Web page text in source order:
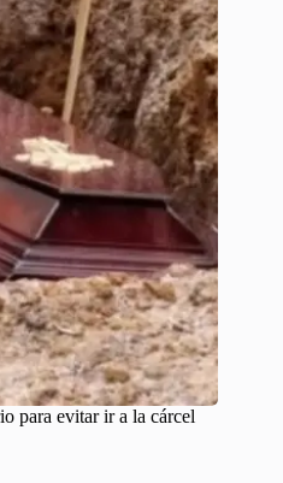
para evitar ir a la cárcel